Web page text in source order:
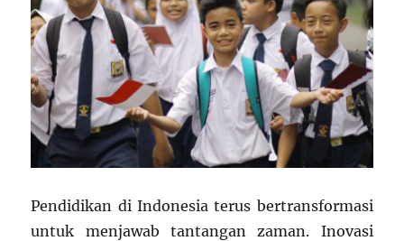
Pendidikan di Indonesia terus bertransformasi
untuk menjawab tantangan zaman. Inovasi